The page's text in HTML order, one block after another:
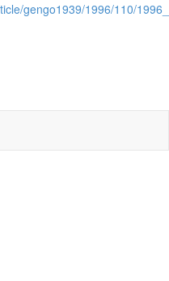
gengo1939/1996/110/